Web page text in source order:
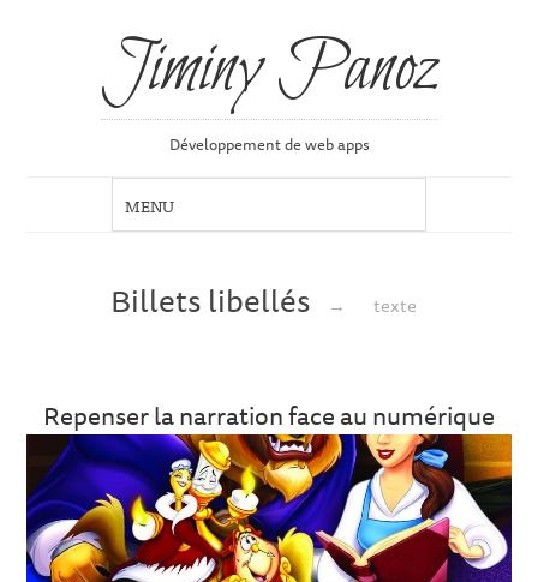
Jiminy Panoz
Développement de web apps
Billets libellés → texte
Repenser la narration face au numérique